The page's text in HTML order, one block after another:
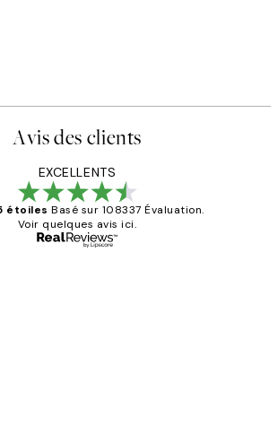
Avis des clients
EXCELLENTS
étoiles Basé sur 108337 Évaluation.
Voir quelques avis ici.